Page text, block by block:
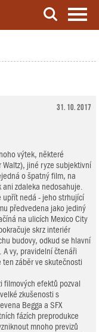
31. 10. 2017
výtek, některé
jiné ryze subjektivní
o špatný film, na
zdaleka nedosahuje.
upřít nedá - jeho strhující
předvedena jako jediný
na ulicích Mexico City
skrz interiér
budovy, odkud se hlavní
A vy, pravidelní čtenáři
záběr ve skutečnosti
filmových efektů pozval
zkušenosti s
Begga a SFX
fázích preprodukce
mnoho previzů